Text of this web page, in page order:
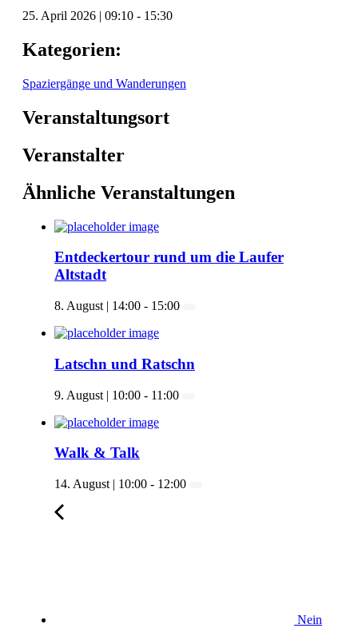
25. April 2026 | 09:10 - 15:30
Kategorien:
Spaziergänge und Wanderungen
Veranstaltungsort
Veranstalter
Ähnliche Veranstaltungen
Entdeckertour rund um die Laufer
Altstadt
8. August | 14:00 - 15:00
Latschn und Ratschn
9. August | 10:00 - 11:00
Walk & Talk
14. August | 10:00 - 12:00
Nein